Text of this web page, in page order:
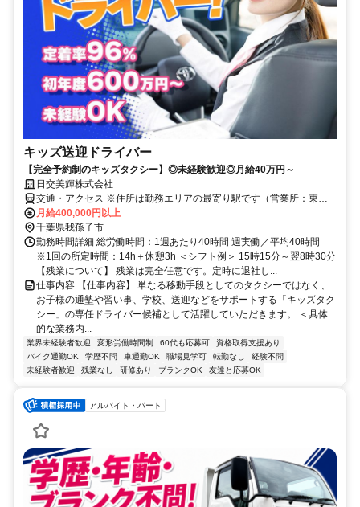
キッズ送迎ドライバー
【完全予約制のキッズタクシー】◎未経験歓迎◎月給40万円～
日交美輝株式会社
交通・アクセス ※住所は勤務エリアの最寄り駅です（営業所：東京
都足立区中川5-16-10）
月給400,000円以上
千葉県我孫子市
勤務時間詳細 総労働時間：1週あたり40時間 週実働／平均40時間
※1回の所定時間：14h＋休憩3h ＜シフト例＞ 15時15分～翌8時30分
【残業について】 残業は完全任意です。定時に退社し...
仕事内容 【仕事内容】 単なる移動手段としてのタクシーではなく、
お子様の通塾や習い事、学校、送迎などをサポートする「キッズタク
シー」の専任ドライバー候補として活躍していただきます。 ＜具体
的な業務内...
業界未経験者歓迎 変形労働時間制 60代も応募可
資格取得支援あり
バイク通勤OK
学歴不問 車通勤OK 職場見学可 転勤なし
経験不問
未経験者歓迎
残業なし 研修あり ブランクOK 友達と応募OK
アルバイト・パート